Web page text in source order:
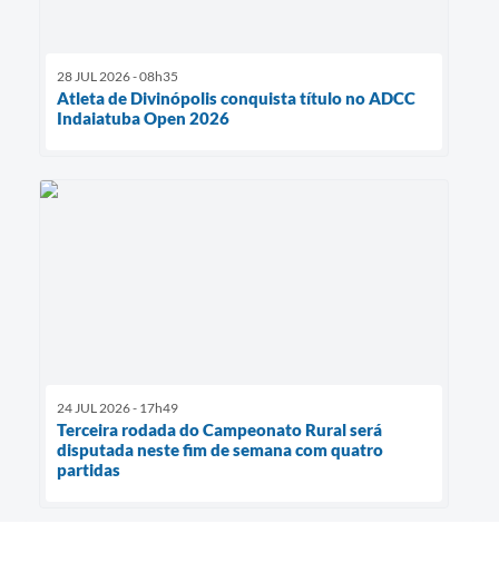
28 JUL 2026 - 08h35
Atleta de Divinópolis conquista título no ADCC
Indaiatuba Open 2026
24 JUL 2026 - 17h49
Terceira rodada do Campeonato Rural será
disputada neste fim de semana com quatro
partidas